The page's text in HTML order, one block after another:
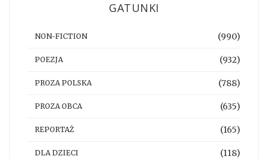
GATUNKI
NON-FICTION (990)
POEZJA (932)
PROZA POLSKA (788)
PROZA OBCA (635)
REPORTAŻ (165)
DLA DZIECI (118)